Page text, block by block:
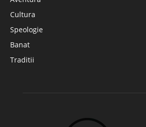
Cultura
Speologie
Banat
Traditii